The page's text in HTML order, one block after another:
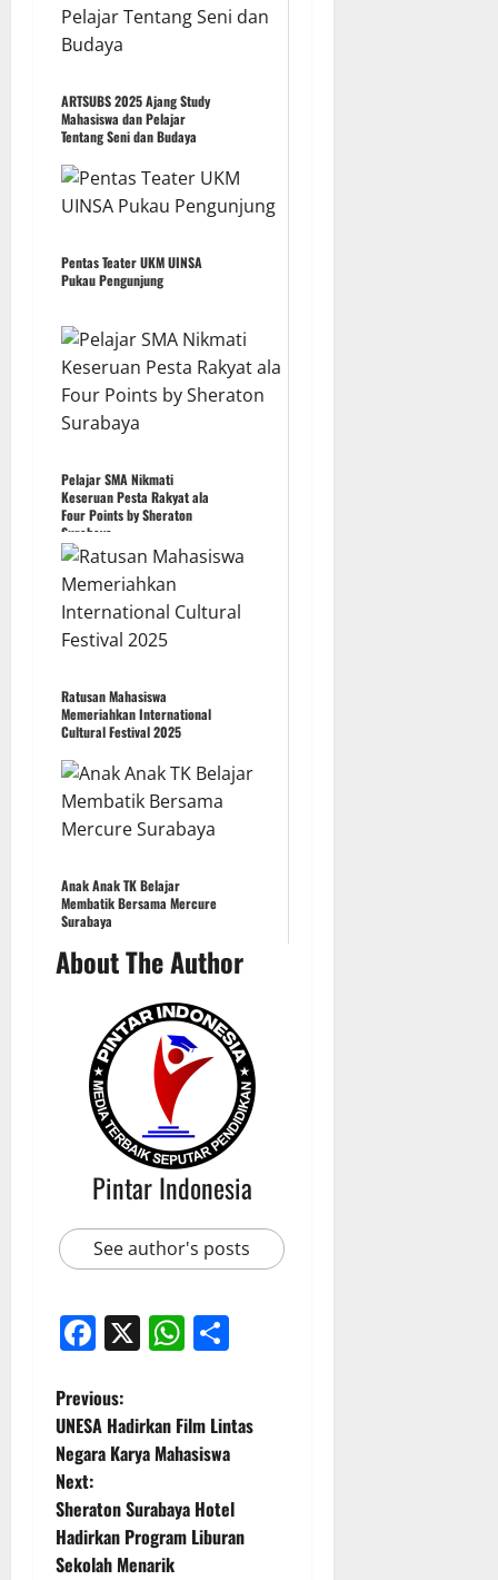
ARTSUBS 2025 Ajang Study
Mahasiswa dan Pelajar
Tentang Seni dan Budaya
Pentas Teater UKM UINSA
Pukau Pengunjung
Pelajar SMA Nikmati
Keseruan Pesta Rakyat ala
Four Points by Sheraton
Surabaya
Ratusan Mahasiswa
Memeriahkan International
Cultural Festival 2025
Anak Anak TK Belajar
Membatik Bersama Mercure
Surabaya
About The Author
Pintar Indonesia
See author's posts
Facebook
X WhatsApp
P
o
s
t
Previous:
UNESA Hadirkan Film Lintas
Negara Karya Mahasiswa
Next:
Sheraton Surabaya Hotel
Hadirkan Program Liburan
Sekolah Menarik